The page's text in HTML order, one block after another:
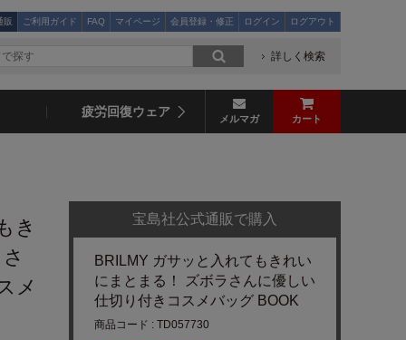
販 ご利用ガイド FAQ マイページ 会員登録・修正 ログイン ログアウト
詳しく検索
疲労回復ウェア メルマガ カート
き
メ
宝島社公式通販で購入
BRILMY ガサッと入れてもきれい
にまとまる！ ズボラさんに優しい
仕切り付きコスメバッグ BOOK
商品コード : TD057730